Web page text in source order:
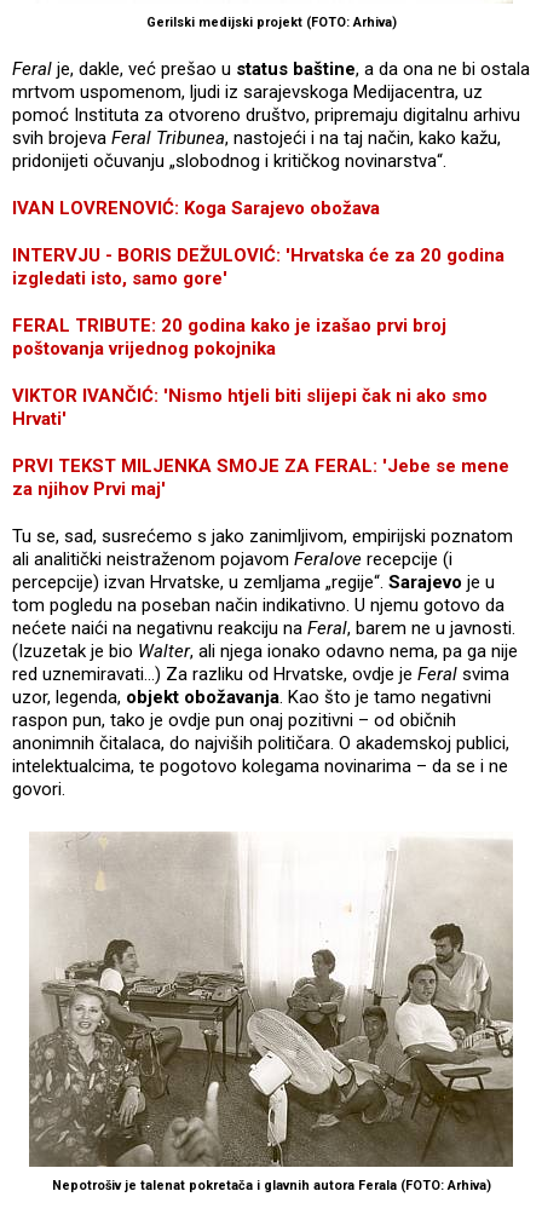
Gerilski medijski projekt (FOTO: Arhiva)
Feral je, dakle, već prešao u status baštine, a da ona ne bi ostala
mrtvom uspomenom, ljudi iz sarajevskoga Medijacentra, uz
pomoć Instituta za otvoreno društvo, pripremaju digitalnu arhivu
svih brojeva Feral Tribunea, nastojeći i na taj način, kako kažu,
pridonijeti očuvanju „slobodnog i kritičkog novinarstva“.
IVAN LOVRENOVIĆ: Koga Sarajevo obožava
INTERVJU - BORIS DEŽULOVIĆ: 'Hrvatska će za 20 godina
izgledati isto, samo gore'
FERAL TRIBUTE: 20 godina kako je izašao prvi broj
poštovanja vrijednog pokojnika
VIKTOR IVANČIĆ: 'Nismo htjeli biti slijepi čak ni ako smo
Hrvati'
PRVI TEKST MILJENKA SMOJE ZA FERAL: 'Jebe se mene
za njihov Prvi maj'
Tu se, sad, susrećemo s jako zanimljivom, empirijski poznatom
ali analitički neistraženom pojavom Feralove recepcije (i
percepcije) izvan Hrvatske, u zemljama „regije“. Sarajevo je u
tom pogledu na poseban način indikativno. U njemu gotovo da
nećete naići na negativnu reakciju na Feral, barem ne u javnosti.
(Izuzetak je bio Walter, ali njega ionako odavno nema, pa ga nije
red uznemiravati...) Za razliku od Hrvatske, ovdje je Feral svima
uzor, legenda, objekt obožavanja. Kao što je tamo negativni
raspon pun, tako je ovdje pun onaj pozitivni – od običnih
anonimnih čitalaca, do najviših političara. O akademskoj publici,
intelektualcima, te pogotovo kolegama novinarima – da se i ne
govori.
Nepotrošiv je talenat pokretača i glavnih autora Ferala (FOTO: Arhiva)